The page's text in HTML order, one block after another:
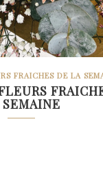
FRAICHES DE LA